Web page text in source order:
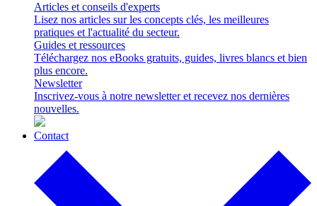
Articles et conseils d'experts
Lisez nos articles sur les concepts clés, les meilleures
pratiques et l'actualité du secteur.
Guides et ressources
Téléchargez nos eBooks gratuits, guides, livres blancs et bien
plus encore.
Newsletter
Inscrivez-vous à notre newsletter et recevez nos dernières
nouvelles.
Contact